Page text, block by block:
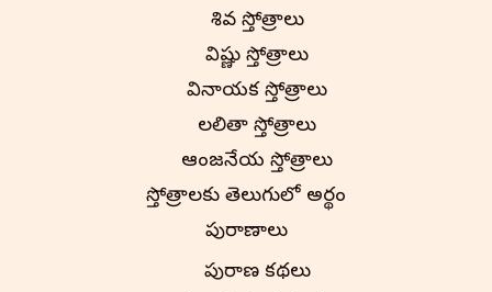
శివ స్తోత్రాలు
విష్ణు స్తోత్రాలు
వినాయక స్తోత్రాలు
లలితా స్తోత్రాలు
ఆంజనేయ స్తోత్రాలు
స్తోత్రాలకు తెలుగులో అర్థం
పురాణాలు
పురాణ కథలు